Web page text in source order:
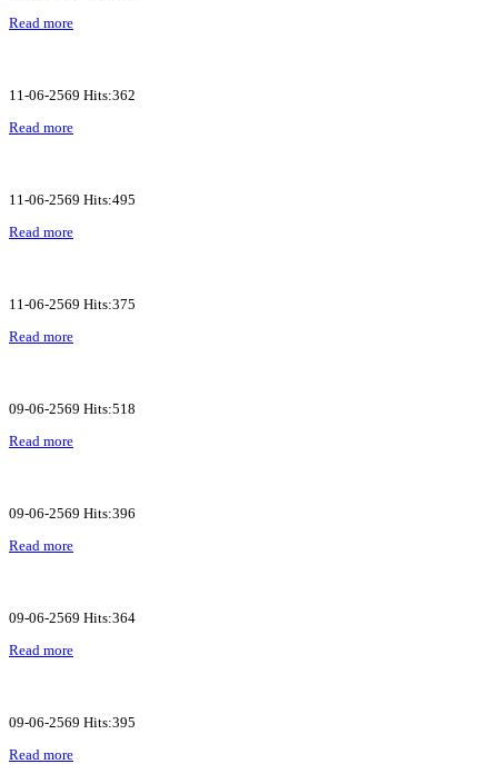
Read more
11-06-2569 Hits:362
Read more
11-06-2569 Hits:495
Read more
11-06-2569 Hits:375
Read more
09-06-2569 Hits:518
Read more
09-06-2569 Hits:396
Read more
09-06-2569 Hits:364
Read more
09-06-2569 Hits:395
Read more